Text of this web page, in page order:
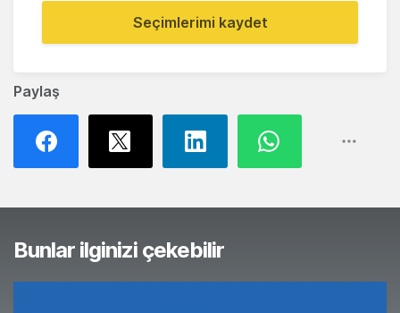
Paylaş
Seçimlerimi kaydet
Bunlar ilginizi çekebilir